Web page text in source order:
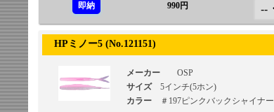
即納 990円
HPミノー5 (No.121151)
メーカー
OSP
サイズ
5インチ(5ホン)
カラー
＃197ピンクバックシャイナー